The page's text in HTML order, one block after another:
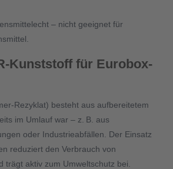
– nicht geeignet für
Kunststoff für Eurobox-
Rezyklat) besteht aus aufbereitetem
im Umlauf war – z. B. aus
oder Industrieabfällen. Der Einsatz
reduziert den Verbrauch von
trägt aktiv zum Umweltschutz bei.